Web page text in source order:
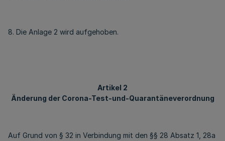
8. Die Anlage 2 wird aufgehoben.
Artikel 2
Änderung der Corona-Test-und-Quarantäneverordnung
Auf Grund von § 32 in Verbindung mit den §§ 28 Absatz 1, 28a